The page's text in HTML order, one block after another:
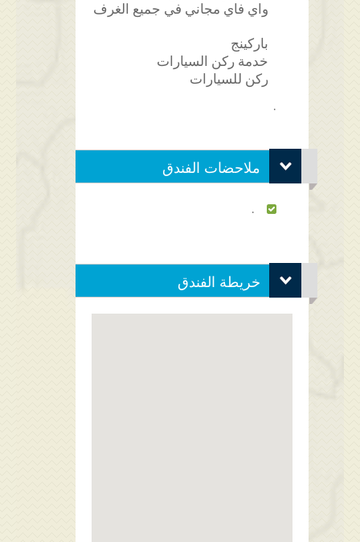
واي فاي مجاني في جميع الغرف
باركينج
خدمة ركن السيارات
ركن للسيارات
.
ملاحضات الفندق
.
خريطة الفندق